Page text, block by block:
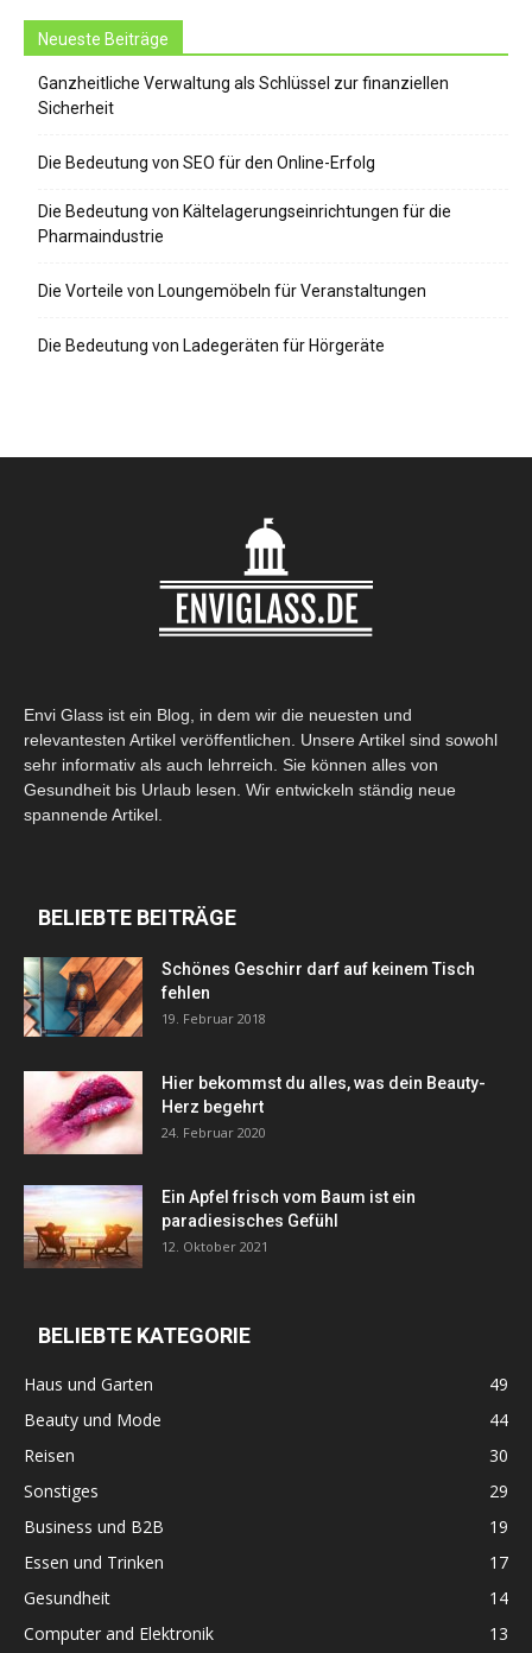
Neueste Beiträge
Ganzheitliche Verwaltung als Schlüssel zur finanziellen
Sicherheit
Die Bedeutung von SEO für den Online-Erfolg
Die Bedeutung von Kältelagerungseinrichtungen für die
Pharmaindustrie
Die Vorteile von Loungemöbeln für Veranstaltungen
Die Bedeutung von Ladegeräten für Hörgeräte
Envi Glass ist ein Blog, in dem wir die neuesten und
relevantesten Artikel veröffentlichen. Unsere Artikel sind sowohl
sehr informativ als auch lehrreich. Sie können alles von
Gesundheit bis Urlaub lesen. Wir entwickeln ständig neue
spannende Artikel.
BELIEBTE BEITRÄGE
Schönes Geschirr darf auf keinem Tisch
fehlen
19. Februar 2018
Hier bekommst du alles, was dein Beauty-
Herz begehrt
24. Februar 2020
Ein Apfel frisch vom Baum ist ein
paradiesisches Gefühl
12. Oktober 2021
BELIEBTE KATEGORIE
Haus und Garten
49
Beauty und Mode
44
Reisen
30
Sonstiges
29
Business und B2B
19
Essen und Trinken
17
Gesundheit
14
Computer and Elektronik
13